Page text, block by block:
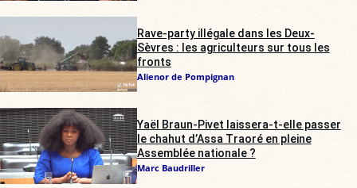
Rave-party illégale dans les Deux-
Sèvres : les agriculteurs sur tous les
fronts
Alienor de Pompignan
Yaël Braun-Pivet laissera-t-elle passer
le chahut d’Assa Traoré en pleine
Assemblée nationale ?
Marc Baudriller